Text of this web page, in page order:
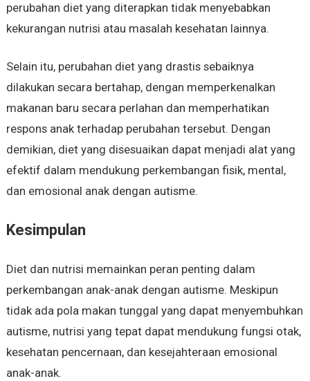
perubahan diet yang diterapkan tidak menyebabkan
kekurangan nutrisi atau masalah kesehatan lainnya.
Selain itu, perubahan diet yang drastis sebaiknya
dilakukan secara bertahap, dengan memperkenalkan
makanan baru secara perlahan dan memperhatikan
respons anak terhadap perubahan tersebut. Dengan
demikian, diet yang disesuaikan dapat menjadi alat yang
efektif dalam mendukung perkembangan fisik, mental,
dan emosional anak dengan autisme.
Kesimpulan
Diet dan nutrisi memainkan peran penting dalam
perkembangan anak-anak dengan autisme. Meskipun
tidak ada pola makan tunggal yang dapat menyembuhkan
autisme, nutrisi yang tepat dapat mendukung fungsi otak,
kesehatan pencernaan, dan kesejahteraan emosional
anak-anak.